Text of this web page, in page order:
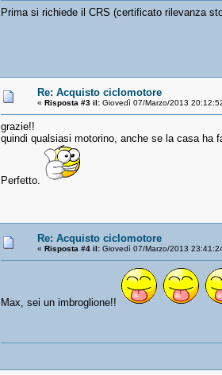
Prima si richiede il CRS (certificato rilevanza
Re: Acquisto ciclomotore
« Risposta #3 il: Giovedì 07/Marzo/2013
grazie!!
quindi qualsiasi motorino, anche se la casa ha
Perfetto.
Re: Acquisto ciclomotore
« Risposta #4 il: Giovedì 07/Marzo/2013
Max, sei un imbroglione!!